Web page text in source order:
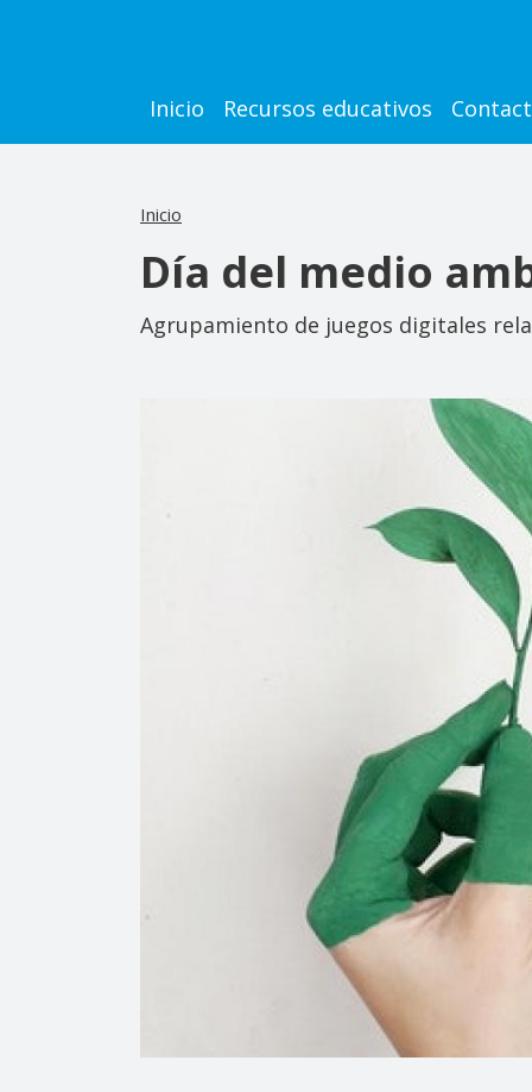
Main navigation
Inicio Recursos educativos
Inicio
Día del medio
Agrupamiento de juegos digitales